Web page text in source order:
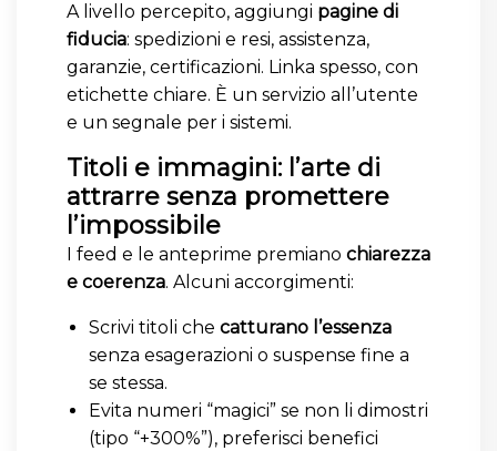
A livello percepito, aggiungi pagine di
fiducia: spedizioni e resi, assistenza,
garanzie, certificazioni. Linka spesso, con
etichette chiare. È un servizio all’utente
e un segnale per i sistemi.
Titoli e immagini: l’arte di
attrarre senza promettere
l’impossibile
I feed e le anteprime premiano chiarezza
e coerenza. Alcuni accorgimenti:
Scrivi titoli che catturano l’essenza
senza esagerazioni o suspense fine a
se stessa.
Evita numeri “magici” se non li dimostri
(tipo “+300%”), preferisci benefici